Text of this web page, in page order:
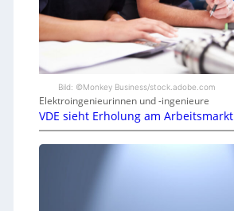
Bild: ©Monkey Business/stock.adobe.com
Elektroingenieurinnen und -ingenieure
VDE sieht Erholung am Arbeitsmarkt